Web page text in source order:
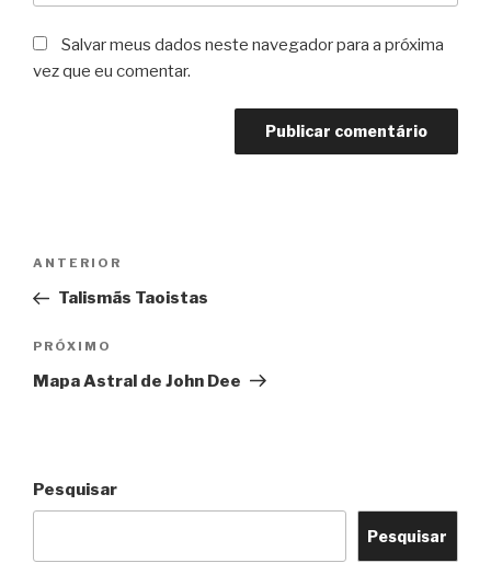
Salvar meus dados neste navegador para a próxima
vez que eu comentar.
Post
Post
anterior
ANTERIOR
Talismãs Taoistas
Próximo
post
PRÓXIMO
Mapa Astral de John Dee
Pesquisar
Pesquisar